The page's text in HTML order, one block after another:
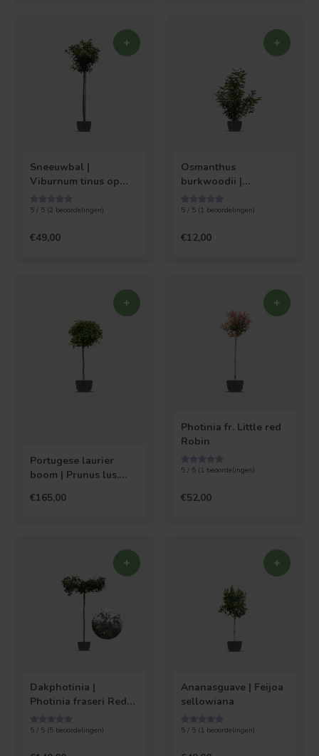
Sneeuwbal |
Viburnum tinus op
5 / 5 (2 beoordelingen)
€49,00
Osmanthus
burkwoodii |
5 / 5 (1 beoordelingen)
€12,00
Portugese laurier
boom | Prunus lus.
€165,00
Photinia fr. Little red
Robin
5 / 5 (1 beoordelingen)
€52,00
Dakphotinia |
Photinia fraseri Red
5 / 5 (5 beoordelingen)
Ananasguave | Feijoa
sellowiana
5 / 5 (1 beoordelingen)